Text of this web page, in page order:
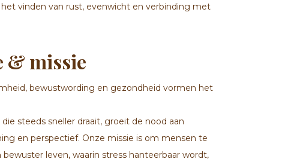
vinden van rust, evenwicht en verbinding met
& missie
bewustwording en gezondheid vormen het
steeds sneller draait, groeit de nood aan
en perspectief. Onze missie is om mensen te
leven, waarin stress hanteerbaar wordt,